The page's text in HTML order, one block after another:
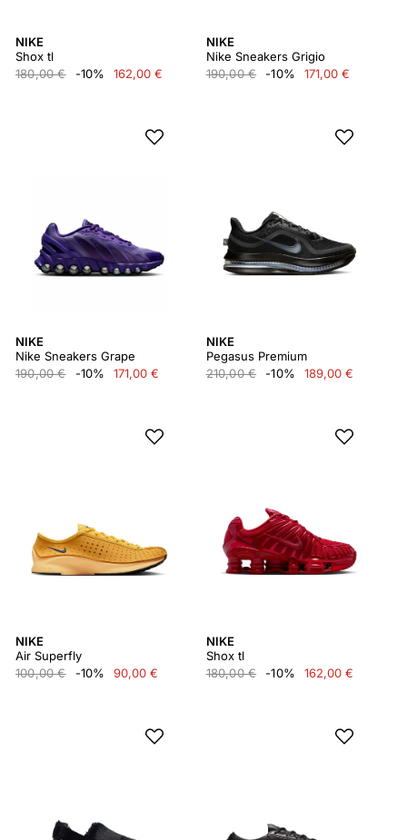
NIKE
Shox tl
180,00 €
-10% 162,00 €
NIKE
Nike Sneakers Grigio
190,00 €
-10% 171,00 €
NIKE
Nike Sneakers Grape
190,00 €
-10% 171,00 €
NIKE
Pegasus Premium
210,00 €
-10% 189,00 €
NIKE
Air Superfly
100,00 €
-10% 90,00 €
NIKE
Shox tl
180,00 €
-10% 162,00 €